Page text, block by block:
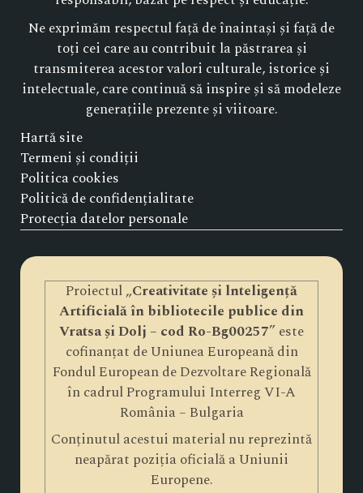
Ne exprimăm respectul față de înaintași și față de
toți cei care au contribuit la păstrarea și
transmiterea acestor valori culturale, istorice și
intelectuale, care continuă să inspire și să modeleze
generațiile prezente și viitoare.
Hartă site
Termeni și condiții
Politica cookies
Politică de confidențialitate
Protecția datelor personale
Proiectul „Creativitate și lnteligență
Artificială în bibliotecile publice din
Vratsa și Dolj – cod Ro-Bg00257” este
cofinanțat de Uniunea Europeană din
Fondul European de Dezvoltare Regională
în cadrul Programului Interreg VI-A
România – Bulgaria
Conținutul acestui material nu reprezintă
neapărat poziția oficială a Uniunii
Europene.